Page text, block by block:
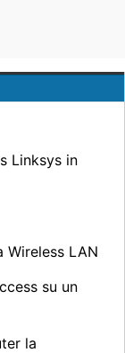
Linksys in
Wireless LAN
su un
la